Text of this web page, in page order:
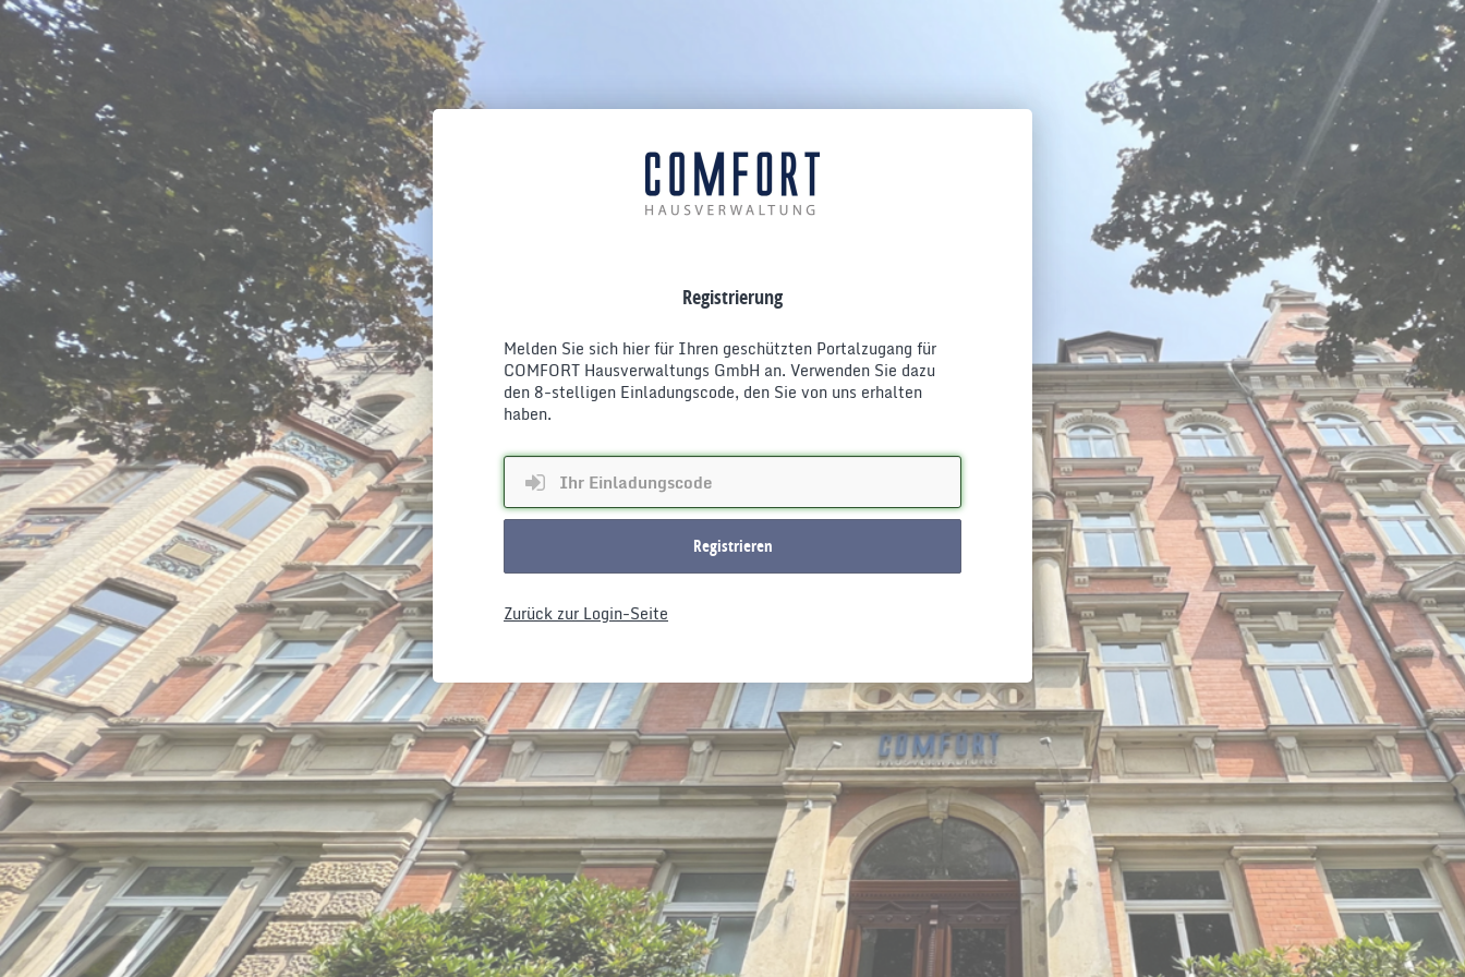
Registrierung
Melden Sie sich hier für Ihren geschützten Portalzugang für
COMFORT Hausverwaltungs GmbH an. Verwenden Sie dazu
den 8-stelligen Einladungscode, den Sie von uns erhalten
haben.
Registrieren
Zurück zur Login-Seite